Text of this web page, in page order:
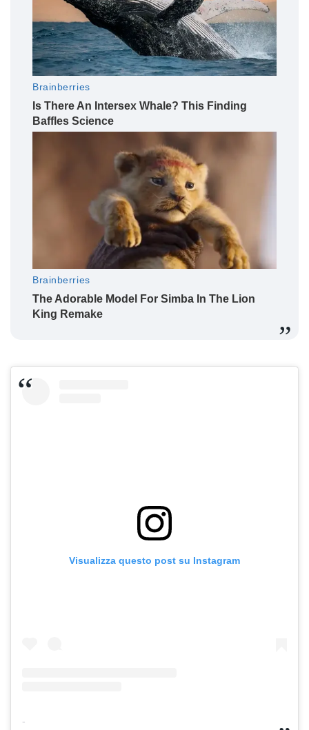
Visualizza questo post su Instagram
-